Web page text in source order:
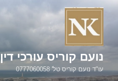
דילוג
נועם קוריס עורכי
עו"ד נועם קוריס טל' 0777060058